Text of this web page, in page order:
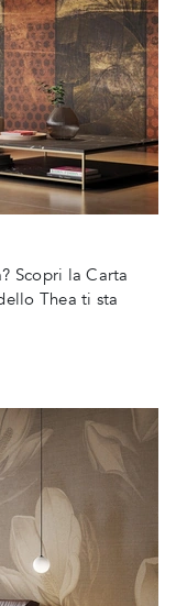
Scopri la Carta
Thea ti sta